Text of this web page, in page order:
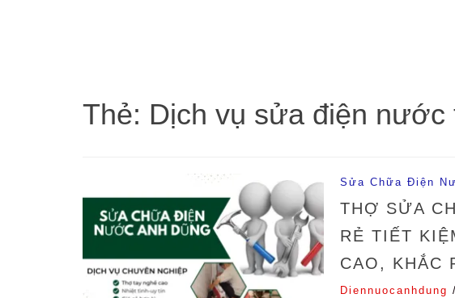
Thẻ: Dịch vụ sửa điện
Sửa Chữa Điện
THỢ SỬA
RẺ TIẾT
CAO, KHẮC
Diennuocanhdung